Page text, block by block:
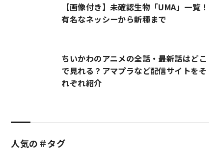
【画像付き】未確認生物「UMA」一覧！
有名なネッシーから新種まで
ちいかわのアニメの全話・最新話はどこ
で見れる？アマプラなど配信サイトをそ
れぞれ紹介
人気の＃タグ